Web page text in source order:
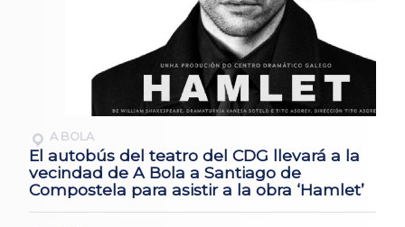
A BOLA
El autobús del teatro del CDG llevará a la
vecindad de A Bola a Santiago de
Compostela para asistir a la obra ‘Hamlet’